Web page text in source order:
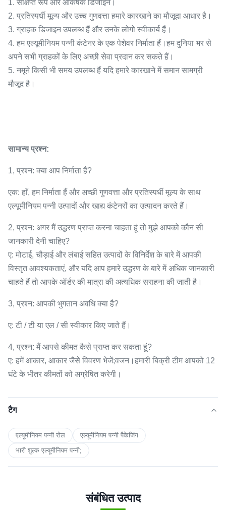
1. संक्षिप्त रूप और आकर्षक डिजाइन।
2. प्रतिस्पर्धी मूल्य और उच्च गुणवत्ता हमारे कारखाने का मौजूदा आधार है।
3. ग्राहक डिजाइन उपलब्ध हैं और उनके लोगो स्वीकार्य हैं।
4. हम एल्यूमीनियम पन्नी कंटेनर के एक पेशेवर निर्माता हैं।हम दुनिया भर से
अपने सभी ग्राहकों के लिए अच्छी सेवा प्रदान कर सकते हैं।
5. नमूने किसी भी समय उपलब्ध हैं यदि हमारे कारखाने में समान सामग्री
मौजूद है।
सामान्य प्रश्न:
1, प्रश्न: क्या आप निर्माता हैं?
एक: हाँ, हम निर्माता हैं और अच्छी गुणवत्ता और प्रतिस्पर्धी मूल्य के साथ
एल्यूमीनियम पन्नी उत्पादों और खाद्य कंटेनरों का उत्पादन करते हैं।
2, प्रश्न: अगर मैं उद्धरण प्राप्त करना चाहता हूं तो मुझे आपको कौन सी
जानकारी देनी चाहिए?
ए: मोटाई, चौड़ाई और लंबाई सहित उत्पादों के विनिर्देश के बारे में आपकी
विस्तृत आवश्यकताएं, और यदि आप हमारे उद्धरण के बारे में अधिक जानकारी
चाहते हैं तो आपके ऑर्डर की मात्रा की अत्यधिक सराहना की जाती है।
3, प्रश्न: आपकी भुगतान अवधि क्या है?
ए: टी / टी या एल / सी स्वीकार किए जाते हैं।
4, प्रश्न: मैं आपसे कीमत कैसे प्राप्त कर सकता हूं?
ए: हमें आकार, आकार जैसे विवरण भेजें;वजन।हमारी बिक्री टीम आपको 12
घंटे के भीतर कीमतों को अग्रेषित करेगी।
टैग
एल्यूमीनियम पन्नी रोल
एल्यूमीनियम पन्नी पैकेजिंग
भारी शुल्क एल्यूमीनियम पन्नी;
संबंधित उत्पाद